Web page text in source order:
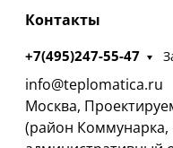
Контакты
+7(495)247-55-47
info@teplomatica.ru
Москва,
(район